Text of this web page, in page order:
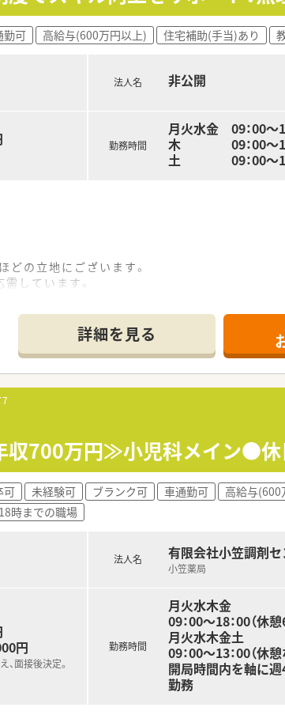
勤可 高給与(600万円以上) 住宅補助(手当)あり
法人名 非公開
勤務時間
月火水金 09：00
木 09：00～
土 09：00～13
の立地にございます。
しています。
舗展開しています。医療機関へのリース業から
いという想いから、患者様の情報を10年以上
に、社内の認定制度を設けており、「がん」「腎
る以外にも、薬局運営や薬局経営、また人事
う社内等級制度を設けており、各試験をクリア
けており、「与えられる研修」ではなく、「自ら
ら、接遇やクリエイティブな研修も多数ご用意し
に取り組んでいる企業として「プラチナくるみん
！
認されたときから定期検査に必要とされる通院の
確認されたときから出産日まで取得できる制度で
に合わせ、子が３歳になるまでの間で育児休業期
児休業開始後5日間を特別有給休暇として給与が支
子を養育する方は、負傷・病気になった子の看護
詳細を見る
収700万円≫小児科メイン●
可 未経験可 ブランク可 車通勤可 高給与(600
時までの職場
円
面接後決定。
法人名 有限会社小笠調剤
小笠薬局
勤務時間
月火水木金
09：00～18：00（休憩
月火水木金土
09：00～13：00（休憩
開局時間内を軸に
勤務